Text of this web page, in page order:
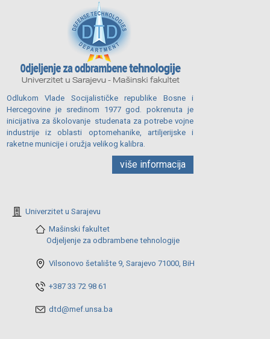
Odlukom Vlade Socijalističke republike Bosne i
Hercegovine je sredinom 1977 god. pokrenuta je
inicijativa za školovanje studenata za potrebe vojne
industrije iz oblasti optomehanike, artiljerijske i
raketne municije i oružja velikog kalibra.
više informacija
Univerzitet u Sarajevu
Mašinski fakultet
Odjeljenje za odbrambene tehnologije
Vilsonovo šetalište 9, Sarajevo 71000, BiH
+387 33 72 98 61
dtd@mef.unsa.ba